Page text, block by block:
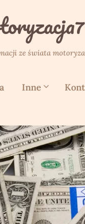
ze świata
Inne